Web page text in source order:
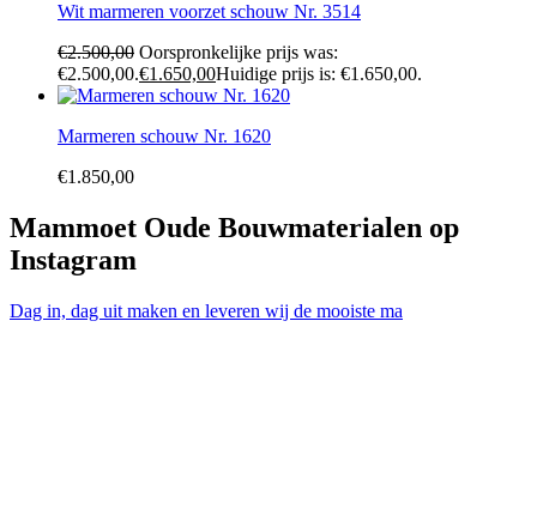
Wit marmeren voorzet schouw Nr. 3514
€2.500,00 Oorspronkelijke prijs was:
€2.500,00.€1.650,00Huidige prijs is: €1.650,00.
Marmeren schouw Nr. 1620
€1.850,00
Mammoet Oude Bouwmaterialen op
Instagram
Dag in, dag uit maken en leveren wij de mooiste ma